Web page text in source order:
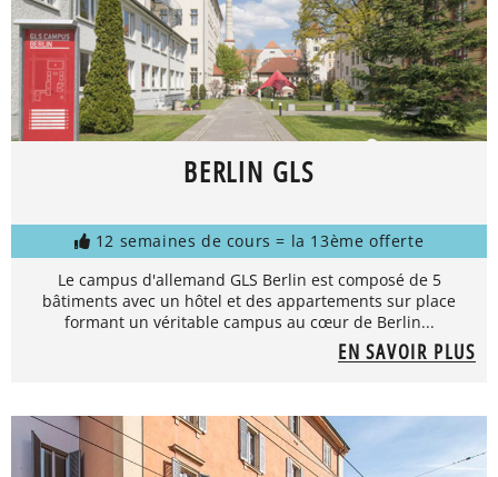
BERLIN GLS
12 semaines de cours = la 13ème offerte
Le campus d'allemand GLS Berlin est composé de 5
bâtiments avec un hôtel et des appartements sur place
formant un véritable campus au cœur de Berlin...
EN SAVOIR PLUS